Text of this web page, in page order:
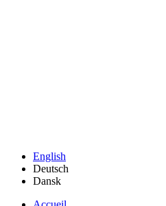
English
Deutsch
Dansk